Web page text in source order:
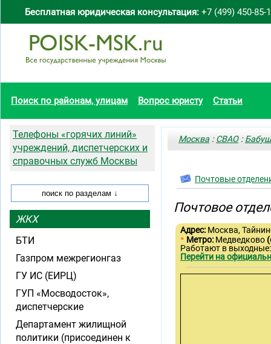
Бесплатная юридическая консультация: +7 (499) 450-85-
Поиск по районам, улицам Вопрос юристу Статьи
Москва :СВАО:
Почтовые
Почтовое
Адрес: Москва,
• Метро: Медведково
Работают в
Перейти на
Телефоны «горячих линий»
учреждений, диспетчерских и
справочных служб Москвы
ЖКХ
БТИ
Газпром межрегионгаз
ГУ ИС (ЕИРЦ)
ГУП «Мосводосток»,
диспетчерские
Департамент жилищной
политики (присоединен к